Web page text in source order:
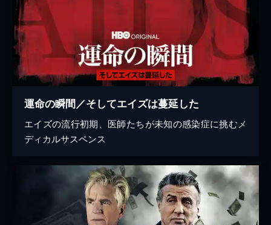
運命の瞬間／そしてエイズは蔓延した
エイズの流行初期、医師たちが未知の感染症に挑むメ
ディカルサスペンス